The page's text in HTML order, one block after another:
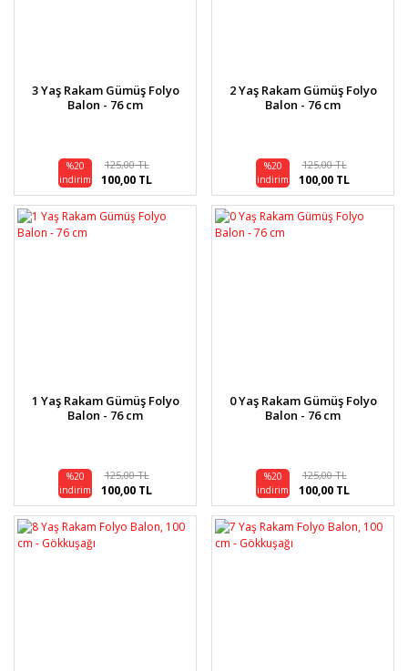
3 Yaş Rakam Gümüş Folyo
Balon - 76 cm
%20
indirim
125,00 TL
100,00 TL
2 Yaş Rakam Gümüş Folyo
Balon - 76 cm
%20
indirim
125,00 TL
100,00 TL
1 Yaş Rakam Gümüş Folyo
Balon - 76 cm
%20
indirim
125,00 TL
100,00 TL
0 Yaş Rakam Gümüş Folyo
Balon - 76 cm
%20
indirim
125,00 TL
100,00 TL